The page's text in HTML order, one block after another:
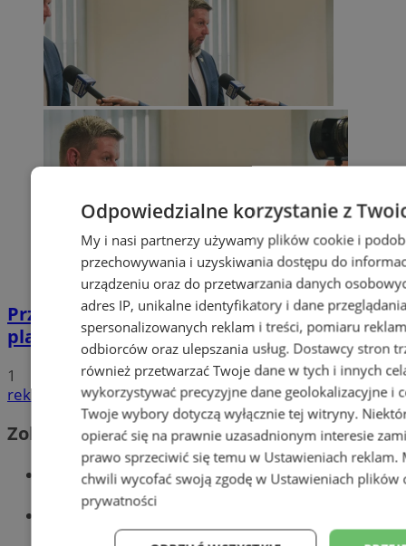
Przyszłość Wodzisławia Śląskiego:
planowane inwestycje na 2025 rok
1
reklama
Zobacz również
Wiadomości kryminalne w Wodzisławiu
Wiadomości lokalne
Odpowiedzialne korzystanie z
My i nasi partnerzy używamy plików cookie i
przechowywania i uzyskiwania dostępu do
urządzeniu oraz do przetwarzania danych
adres IP, unikalne identyfikatory i dane
spersonalizowanych reklam i treści, pomiaru
odbiorców oraz ulepszania usług. Dostawcy stron
również przetwarzać Twoje dane w tych i innych
wykorzystywać precyzyjne dane geolokalizacyjne i
Twoje wybory dotyczą wyłącznie tej witryny.
opierać się na prawnie uzasadnionym interesie
prawo sprzeciwić się temu w Ustawieniach reklam.
chwili wycofać swoją zgodę w Ustawieniach plików
prywatności